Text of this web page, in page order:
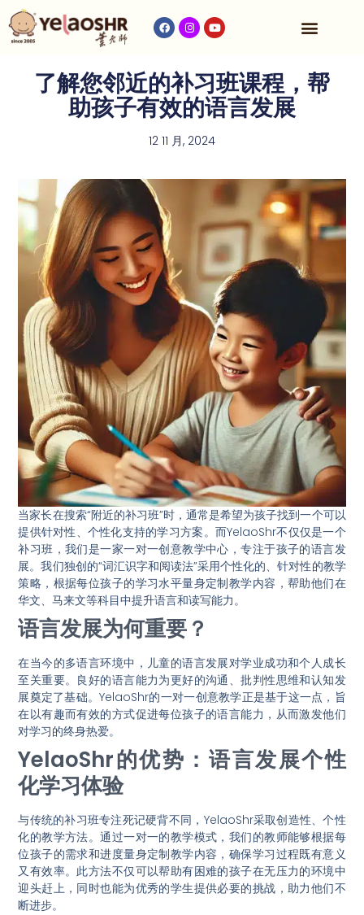
了解您邻近的补习班课程，帮
助孩子有效的语言发展
12 11 月, 2024
当家长在搜索“附近的补习班”时，通常是希望为孩子找到一个可以
提供针对性、个性化支持的学习方案。而YelaoShr不仅仅是一个
补习班，我们是一家一对一创意教学中心，专注于孩子的语言发
展。我们独创的“词汇识字和阅读法”采用个性化的、针对性的教学
策略，根据每位孩子的学习水平量身定制教学内容，帮助他们在
华文、马来文等科目中提升语言和读写能力。
语言发展为何重要？
在当今的多语言环境中，儿童的语言发展对学业成功和个人成长
至关重要。良好的语言能力为更好的沟通、批判性思维和认知发
展奠定了基础。YelaoShr的一对一创意教学正是基于这一点，旨
在以有趣而有效的方式促进每位孩子的语言能力，从而激发他们
对学习的终身热爱。
YelaoShr的优势：语言发展个性
化学习体验
与传统的补习班专注死记硬背不同，YelaoShr采取创造性、个性
化的教学方法。通过一对一的教学模式，我们的教师能够根据每
位孩子的需求和进度量身定制教学内容，确保学习过程既有意义
又有效率。此方法不仅可以帮助有困难的孩子在无压力的环境中
迎头赶上，同时也能为优秀的学生提供必要的挑战，助力他们不
断进步。